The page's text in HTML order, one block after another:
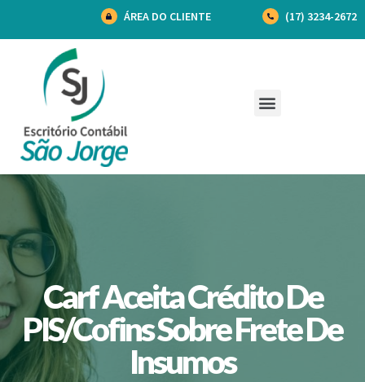
ÁREA DO CLIENTE (17) 3234-2672
Carf Aceita Crédito De
PIS/Cofins Sobre Frete De
Insumos